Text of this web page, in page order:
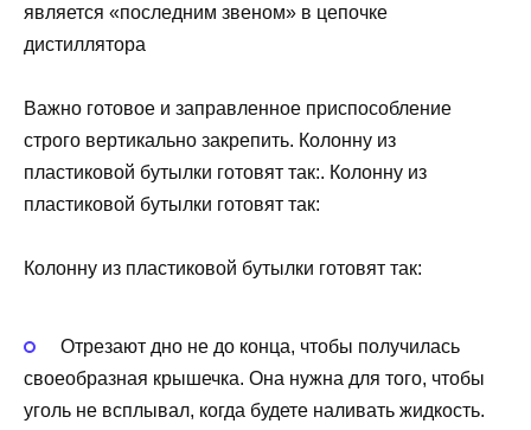
является «последним звеном» в цепочке
дистиллятора
Важно готовое и заправленное приспособление
строго вертикально закрепить. Колонну из
пластиковой бутылки готовят так:. Колонну из
пластиковой бутылки готовят так:
Колонну из пластиковой бутылки готовят так:
Отрезают дно не до конца, чтобы получилась
своеобразная крышечка. Она нужна для того, чтобы
уголь не всплывал, когда будете наливать жидкость.